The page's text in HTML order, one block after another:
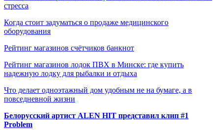
стресса
Когда стоит задуматься о продаже медицинского
оборудования
Рейтинг магазинов счётчиков банкнот
Рейтинг магазинов лодок ПВХ в Минске: где купить
надежную лодку для рыбалки и отдыха
Что делает одноэтажный дом удобным не на бумаге, а в
повседневной жизни
Белорусский артист ALEN HIT представил клип #1
Problem